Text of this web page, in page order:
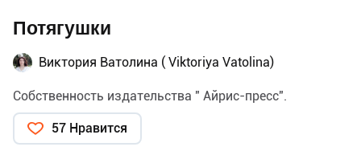
Потягушки
Виктория Ватолина ( Viktoriya Vatolina)
Собственность издательства " Айрис-пресс".
57 Нравится